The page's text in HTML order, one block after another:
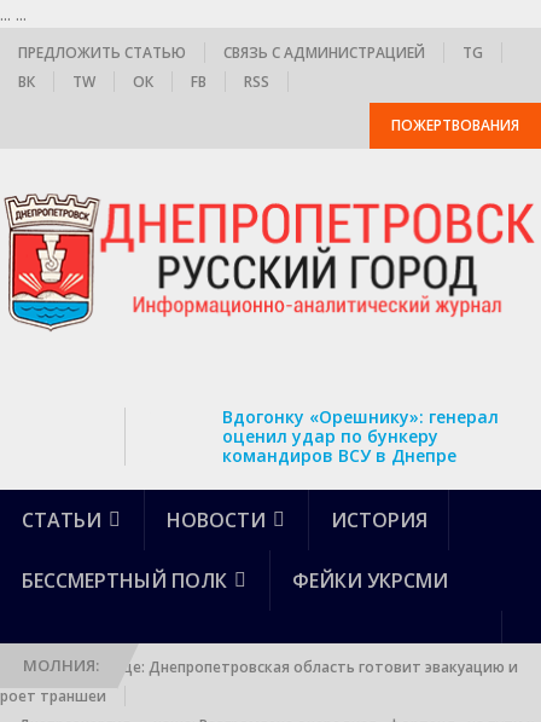
... ...
ПРЕДЛОЖИТЬ СТАТЬЮ СВЯЗЬ С АДМИНИСТРАЦИЕЙ
TG
ВК
TW ОК FB RSS
ПОЖЕРТВОВАНИЯ
Вдогонку «Орешнику»: генерал
оценил удар по бункеру
командиров ВСУ в Днепре
СТАТЬИ НОВОСТИ ИСТОРИЯ
БЕССМЕРТНЫЙ ПОЛК ФЕЙКИ УКРСМИ
МОЛНИЯ:
Выход к границе: Днепропетровская область готовит эвакуацию и
роет траншеи